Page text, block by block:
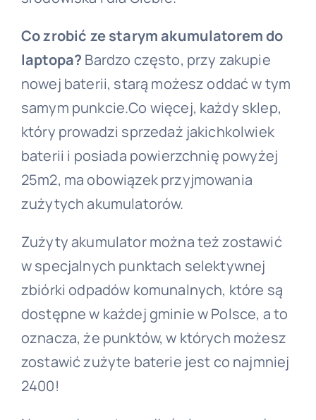
Co zrobić ze starym akumulatorem do
laptopa? Bardzo często, przy zakupie
nowej baterii, starą możesz oddać w tym
samym punkcie.Co więcej, każdy sklep,
który prowadzi sprzedaż jakichkolwiek
baterii i posiada powierzchnię powyżej
25m2, ma obowiązek przyjmowania
zużytych akumulatorów.
Zużyty akumulator można też zostawić
w specjalnych punktach selektywnej
zbiórki odpadów komunalnych, które są
dostępne w każdej gminie w Polsce, a to
oznacza, że punktów, w których możesz
zostawić zużyte baterie jest co najmniej
2400!